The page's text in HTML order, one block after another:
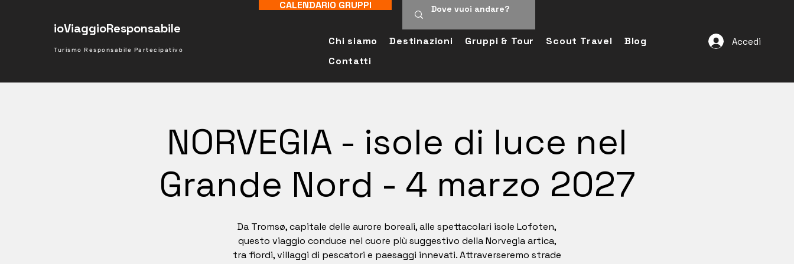
ioViaggioResponsabile
Turismo Responsabile Partecipativo
Chi siamo Destinazioni Gruppi & Tour Scout Travel
Blog
Contatti
Accedi
CALENDARIO GRUPPI
NORVEGIA - isole di luce nel
Grande Nord - 4 marzo 2027
Da Tromsø, capitale delle aurore boreali, alle spettacolari isole Lofoten,
questo viaggio conduce nel cuore più suggestivo della Norvegia artica,
tra fiordi, villaggi di pescatori e paesaggi innevati. Attraverseremo strade